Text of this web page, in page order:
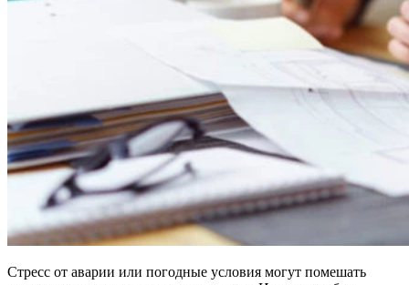
Стресс от аварии или погодные условия могут помешать